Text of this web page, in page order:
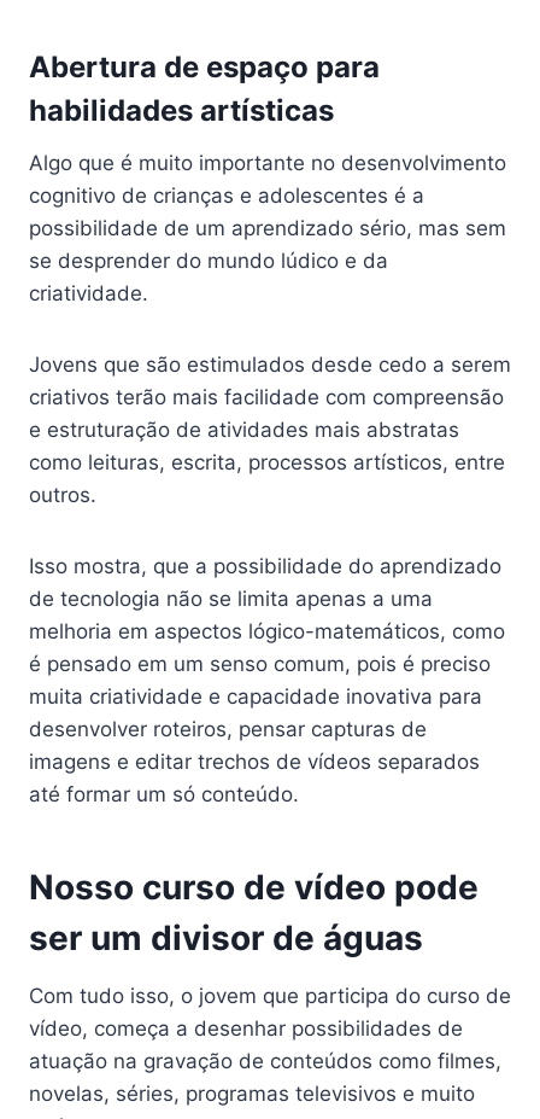
Abertura de espaço para
habilidades artísticas
Algo que é muito importante no desenvolvimento
cognitivo de crianças e adolescentes é a
possibilidade de um aprendizado sério, mas sem
se desprender do mundo lúdico e da
criatividade.
Jovens que são estimulados desde cedo a serem
criativos terão mais facilidade com compreensão
e estruturação de atividades mais abstratas
como leituras, escrita, processos artísticos, entre
outros.
Isso mostra, que a possibilidade do aprendizado
de tecnologia não se limita apenas a uma
melhoria em aspectos lógico-matemáticos, como
é pensado em um senso comum, pois é preciso
muita criatividade e capacidade inovativa para
desenvolver roteiros, pensar capturas de
imagens e editar trechos de vídeos separados
até formar um só conteúdo.
Nosso curso de vídeo pode
ser um divisor de águas
Com tudo isso, o jovem que participa do curso de
vídeo, começa a desenhar possibilidades de
atuação na gravação de conteúdos como filmes,
novelas, séries, programas televisivos e muito